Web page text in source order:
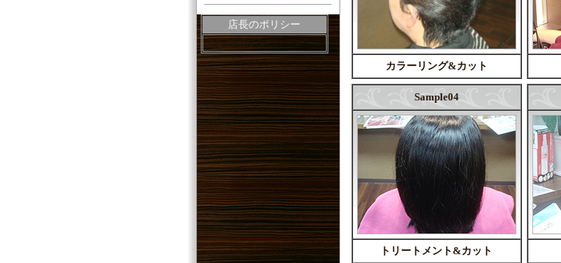
店長のポリシー
店長のポリシー
カラーリング&カット
Sample04
トリートメント&カット